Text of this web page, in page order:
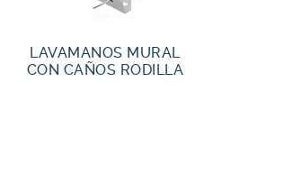
LAVAMANOS MURAL
CON CAÑOS RODILLA